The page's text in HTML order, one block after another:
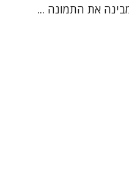
את התמונה ...